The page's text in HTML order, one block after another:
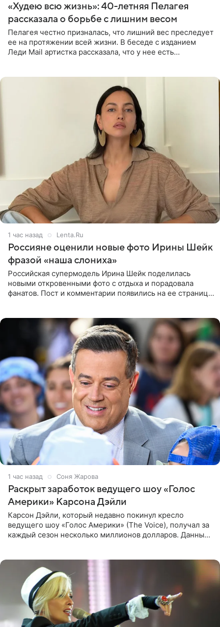
«Худею всю жизнь»: 40-летняя Пелагея
рассказала о борьбе с лишним весом
Пелагея честно призналась, что лишний вес преследует
ее на протяжении всей жизни. В беседе с изданием
Леди Mail артистка рассказала, что у нее есть
1 час назад Lenta.Ru
Россияне оценили новые фото Ирины Шейк
фразой «наша слониха»
Российская супермодель Ирина Шейк поделилась
новыми откровенными фото с отдыха и порадовала
фанатов. Пост и комментарии появились на ее странице
1 час назад Соня Жарова
Раскрыт заработок ведущего шоу «Голос
Америки» Карсона Дэйли
Карсон Дэйли, который недавно покинул кресло
ведущего шоу «Голос Америки» (The Voice), получал за
каждый сезон несколько миллионов долларов. Данные